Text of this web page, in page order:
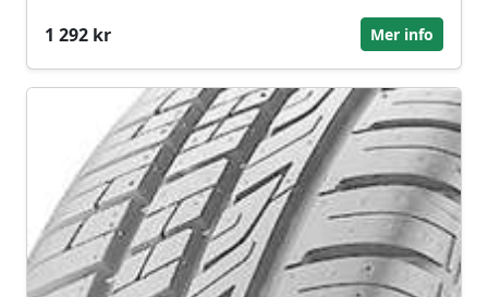
1 292 kr
Mer info